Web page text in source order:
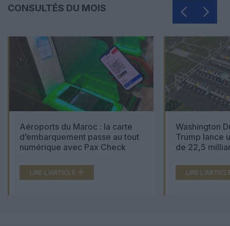
CONSULTÉS DU MOIS
Aéroports du Maroc : la carte
d’embarquement passe au tout
numérique avec Pax Check
LIRE L'ARTICLE
Washington
Trump lance
de 22,5
LIRE